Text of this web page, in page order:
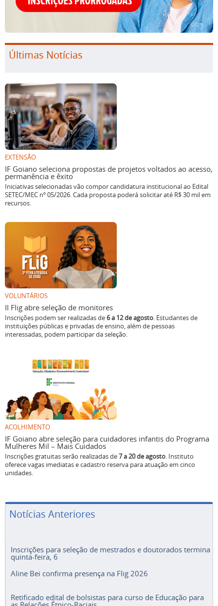
Últimas Notícias
EXTENSÃO
IF Goiano seleciona propostas de projetos voltados ao acesso,
permanência e êxito
Iniciativas selecionadas vão compor candidatura institucional ao Edital
SETEC/MEC nº 05/2026. Cada proposta poderá solicitar até R$ 30 mil em
recursos.
VOLUNTÁRIOS
II Flig abre seleção de monitores
Inscrições podem ser realizadas de6 a 12 de agosto. Estudantes de
instituições públicas e privadas de ensino, além de pessoas
interessadas, podem participar da seleção.
ACOLHIMENTO
IF Goiano abre seleção para cuidadores infantis do Programa
Mulheres Mil – Mais Cuidados
Inscrições gratuitas serão realizadas de7 a 20 de agosto. Instituto
oferece vagas imediatas e cadastro reserva para atuação em cinco
unidades.
Notícias Anteriores
Inscrições para seleção de mestrados e doutorados termina
quinta-feira, 6
Aline Bei confirma presença na Flig 2026
Retificado edital de bolsistas para curso de Educação para